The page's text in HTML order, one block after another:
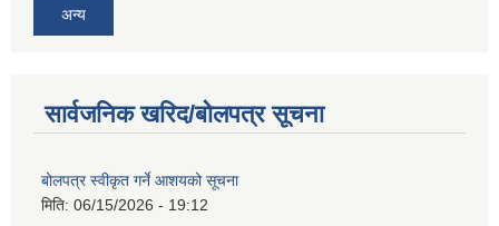
अन्य
सार्वजनिक खरिद/बोलपत्र सूचना
बोलपत्र स्वीकृत गर्ने आशयको सूचना
मिति: 06/15/2026 - 19:12